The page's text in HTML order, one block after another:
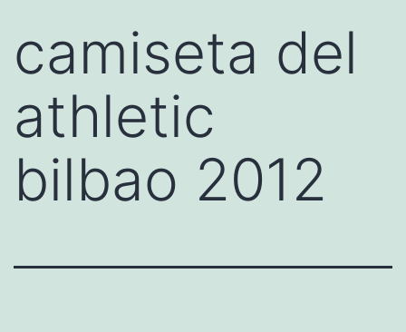
camiseta del
athletic
bilbao 2012